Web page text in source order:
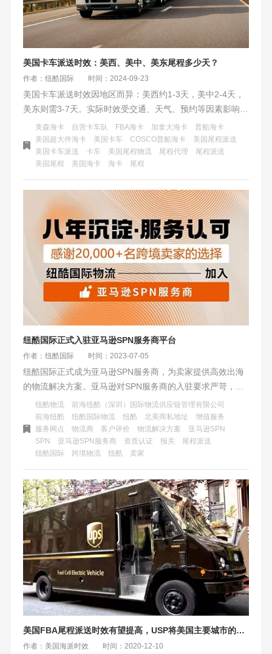
美国卡车派送时效：美西、美中、美东尾程多少天？
作者：纽酷国际 时间：2024-09-23
美国卡车派送时效因地区而异：美西约1-3天，美中2-4天，
美东则需3-7天。实际时效受交通、天气、预约等因素影响，
季节性变化及货物特性也需考虑。选择合适的运输公司和灵
活应对物流动态是关键。
美森海卡 自营卡车队 FBA海卡 加拿大海卡
普船海卡
美国超大件海卡
美国卡车 COSCO普船海卡
美国尾程派送
美国卡车派送
卡车 美国尾程物流 尾程代理
尾程派送
美国尾程
美国海卡 海卡 尾程
纽酷国际正式入驻亚马逊SPN服务商平台
作者：纽酷国际 时间：2023-07-05
纽酷国际正式成为亚马逊SPN服务商，为卖家提供高效出海
的物流解决方案。亚马逊对SPN服务商的入驻要求严苛，需
要企业具备强大的资质和实力，并经过客户评价的认可。卖
家可以通过亚马逊官网或小程序查询物流商是否为SPN服务
商。纽酷国际拥有8年经验和良好的行业声誉，为超过20000
名跨境卖家提供物流、仓储和清关等全链条服务。纽酷国际
将与亚马逊官方合作，为卖家提供增值服务，并扩大尾程派
纽酷物流
前海纽酷（深圳）国际物流供应链管理有限公司
前海纽酷
纽酷国际物流 纽酷 北美商私地址
增值服务
服务网点
物流商 客户评价 物流解决方案
亚马逊SPN
SPN
亚马逊SPN服务商 资质认证 报关
尾程派送
纽酷国际
跨境物流 纽酷 卖家
美国FBA尾程派送时效有望提高，USP将美国主要城市的派送缩短1天
作者：美国海派时效 时间：2020-12-10